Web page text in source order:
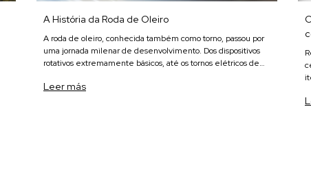
A História da Roda de Oleiro
A roda de oleiro, conhecida também como torno, passou por
uma jornada milenar de desenvolvimento. Dos dispositivos
rotativos extremamente básicos, até os tornos elétricos de
iremos fazer ne
Leer más